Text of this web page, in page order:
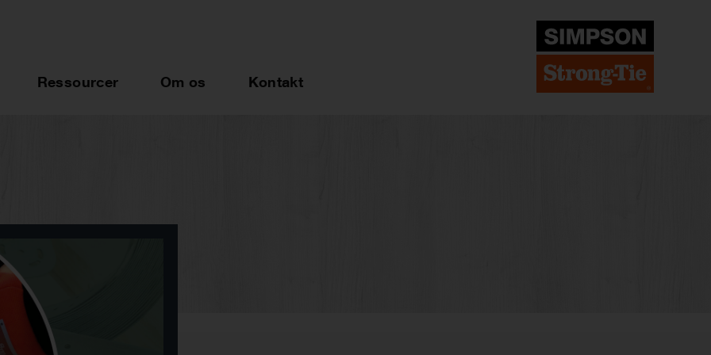
Ressourcer Om os Kontakt